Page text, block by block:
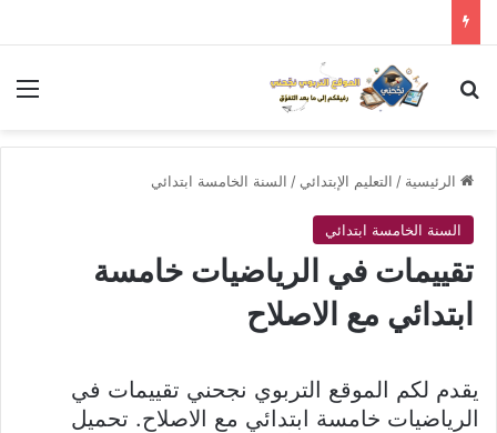
بحث عن
الرئيسية / التعليم الإبتدائي / السنة الخامسة ابتدائي
السنة الخامسة ابتدائي
تقييمات في الرياضيات خامسة
ابتدائي مع الاصلاح
يقدم لكم الموقع التربوي نجحني تقييمات في
الرياضيات خامسة ابتدائي مع الاصلاح. تحميل